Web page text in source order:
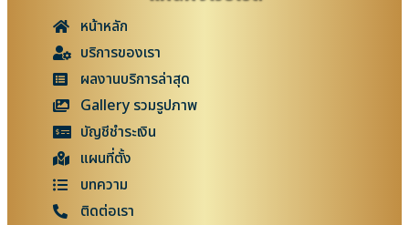
หน้าหลัก
บริการของเรา
ผลงานบริการล่าสุด
Gallery รวมรูปภาพ
บัญชีชำระเงิน
แผนที่ตั้ง
บทความ
ติดต่อเรา